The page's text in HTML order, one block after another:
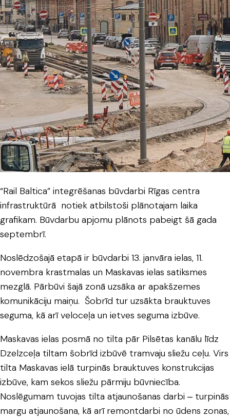
“Rail Baltica” integrēšanas būvdarbi Rīgas centra
infrastruktūrā notiek atbilstoši plānotajam laika
grafikam. Būvdarbu apjomu plānots pabeigt šā gada
septembrī.
Noslēdzošajā etapā ir būvdarbi 13. janvāra ielas, 11.
novembra krastmalas un Maskavas ielas satiksmes
mezglā. Pārbūvi šajā zonā uzsāka ar apakšzemes
komunikāciju maiņu. Šobrīd tur uzsākta brauktuves
seguma, kā arī veloceļa un ietves seguma izbūve.
Maskavas ielas posmā no tilta pār Pilsētas kanālu līdz
Dzelzceļa tiltam šobrīd izbūvē tramvaju sliežu ceļu. Virs
tilta Maskavas ielā turpinās brauktuves konstrukcijas
izbūve, kam sekos sliežu pārmiju būvniecība.
Noslēgumam tuvojas tilta atjaunošanas darbi ‒ turpinās
margu atjaunošana, kā arī remontdarbi no ūdens zonas,